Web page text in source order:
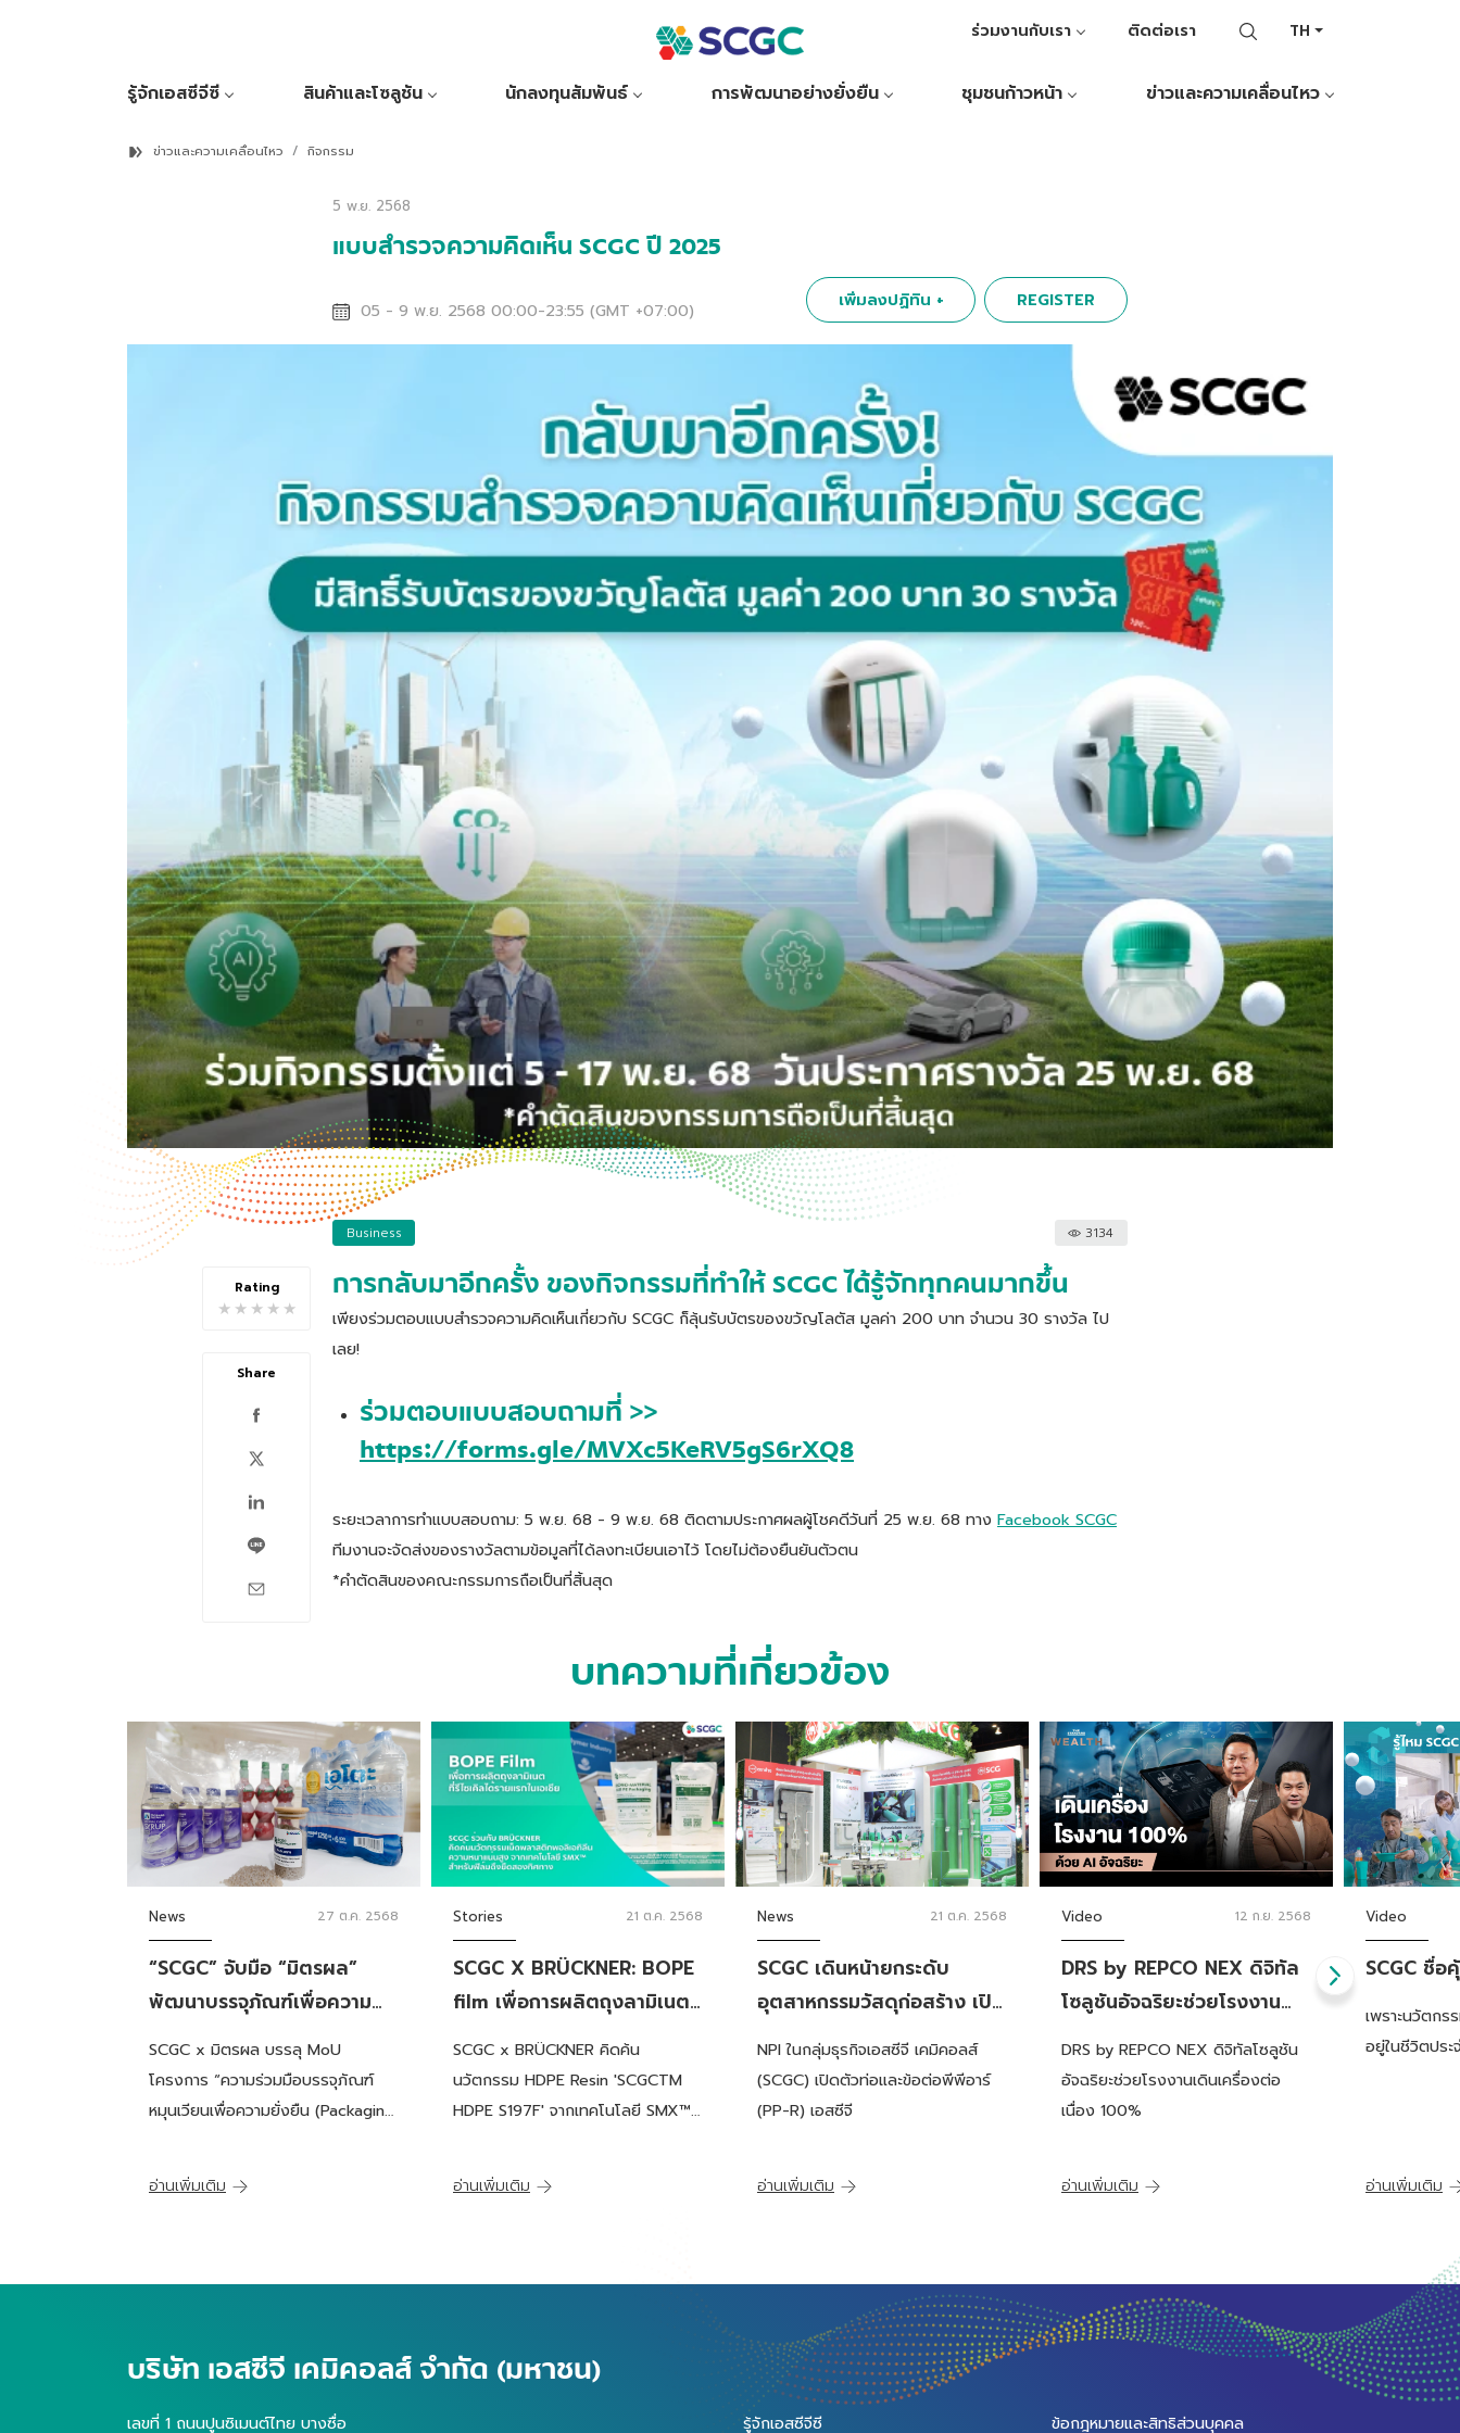
TH
ร่วมงานกับเรา ติดต่อเรา
รู้จักเอสซีจีซี สินค้าและโซลูชัน นักลงทุนสัมพันธ์ การพัฒนาอย่างยั่งยืน ชุมชนก้าวหน้า ข่าวและความเคลื่อนไหว
ข่าวและความเคลื่อนไหว กิจกรรม
5 พ.ย. 2568
แบบสำรวจความคิดเห็น SCGC ปี 2025
05 - 9 พ.ย. 2568 00:00-23:55 (GMT +07:00) เพิ่มลงปฏิทิน + REGISTER
Business 3134
การกลับมาอีกครั้ง ของกิจกรรมที่ทำให้ SCGC ได้รู้จักทุกคนมากขึ้น
เพียงร่วมตอบแบบสำรวจความคิดเห็นเกี่ยวกับ SCGC ก็ลุ้นรับบัตรของขวัญโลตัส มูลค่า 200 บาท จำนวน 30 รางวัล ไป
เลย!
ร่วมตอบแบบสอบถามที่ >>
https://forms.gle/MVXc5KeRV5gS6rXQ8
ระยะเวลาการทำแบบสอบถาม: 5 พ.ย. 68 - 9 พ.ย. 68 ติดตามประกาศผลผู้โชคดีวันที่ 25 พ.ย. 68 ทาง Facebook SCGC
ทีมงานจะจัดส่งของรางวัลตามข้อมูลที่ได้ลงทะเบียนเอาไว้ โดยไม่ต้องยืนยันตัวตน
*คำตัดสินของคณะกรรมการถือเป็นที่สิ้นสุด
Rating
★
★
★
★
★
Share
บทความที่เกี่ยวข้อง
News 27 ต.ค. 2568
“SCGC” จับมือ “มิตรผล”
พัฒนาบรรจุภัณฑ์เพื่อความ
หมุนเวียน ส่งเสริมการทำ
Closed-Loop นำพลาสติกใช้
คาร์บอนต่ำ
SCGC x มิตรผล บรรลุ MoU
โครงการ “ความร่วมมือบรรจุภัณฑ์
หมุนเวียนเพื่อความยั่งยืน (Packaging
อ่านเพิ่มเติม
Stories 21 ต.ค. 2568
SCGC X BRÜCKNER: BOPE
film เพื่อการผลิตถุงลามิเนตที่
รีไซเคิลได้ รายแรกในเอเชีย
SCGC x BRÜCKNER คิดค้น
นวัตกรรม HDPE Resin 'SCGCTM
HDPE S197F' จากเทคโนโลยี SMX™
อ่านเพิ่มเติม
News 21 ต.ค. 2568
SCGC เดินหน้ายกระดับ
อุตสาหกรรมวัสดุก่อสร้าง เปิด
ตัวท่อและข้อต่อพีพีอาร์ เอสซี
จี ขนาดใหญ่ ตอบโจทย์ทุกการ
ใช้งาน
NPI ในกลุ่มธุรกิจเอสซีจี เคมิคอลส์
(SCGC) เปิดตัวท่อและข้อต่อพีพีอาร์
(PP-R) เอสซีจี
อ่านเพิ่มเติม
Video 12 ก.ย. 2568
DRS by REPCO NEX ดิจิทัล
โซลูชันอัจฉริยะช่วยโรงงาน
เดินเครื่องต่อเนื่อง 100% |
THE STANDARD WEALTH
DRS by REPCO NEX ดิจิทัลโซลูชัน
อัจฉริยะช่วยโรงงานเดินเครื่องต่อ
เนื่อง 100%
อ่านเพิ่มเติม
Video
SCGC ชื่
เพราะนวัตกร
อยู่ในชีวิตปร
อ่านเพิ่มเติม
บริษัท เอสซีจี เคมิคอลส์ จำกัด (มหาชน)
เลขที่ 1 ถนนปูนซิเมนต์ไทย บางซื่อ รู้จักเอสซีจีซี ข้อกฎหมายและสิทธิส่วนบุคคล